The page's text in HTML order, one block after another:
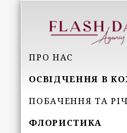
ПРО НАС
ОСВІДЧЕННЯ В
ПОБАЧЕННЯ ТА
ФЛОРИСТИКА